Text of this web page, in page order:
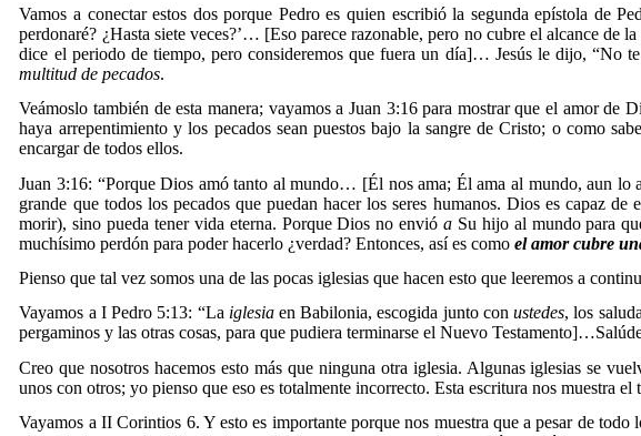
Vamos a conectar estos dos porque Pedro es quien escribió la segunda epístola de
perdonaré? ¿Hasta siete veces?’… [Eso parece razonable, pero no cubre el alcance de la
dice el periodo de tiempo, pero consideremos que fuera un día]… Jesús le dijo, “No
multitud de pecados.
Veámoslo también de esta manera; vayamos a Juan 3:16 para mostrar que el amor
haya arrepentimiento y los pecados sean puestos bajo la sangre de Cristo; o como
encargar de todos ellos.
Juan 3:16: “Porque Dios amó tanto al mundo… [Él nos ama; Él ama al mundo, aun lo
grande que todos los pecados que puedan hacer los seres humanos. Dios es capaz
morir), sino pueda tener vida eterna. Porque Dios no envióa Su hijo al mundo para
muchísimo perdón para poder hacerlo ¿verdad? Entonces, así es comoel amor cubre
Pienso que tal vez somos una de las pocas iglesias que hacen esto que leeremos a
Vayamos a I Pedro 5:13: “La iglesiaen Babilonia, escogida junto conustedes, los
pergaminos y las otras cosas, para que pudiera terminarse el Nuevo
Creo que nosotros hacemos esto más que ninguna otra iglesia. Algunas iglesias se
unos con otros; yo pienso que eso es totalmente incorrecto. Esta escritura nos muestra el
Vayamos a II Corintios 6. Y esto es importante porque nos muestra que a pesar de